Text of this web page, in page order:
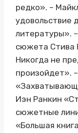
редко». –
удовольствие
литературы».
сюжета Стива
Никогда не
произойдет».
Иэн Ранкин
сюжетные
«Большая